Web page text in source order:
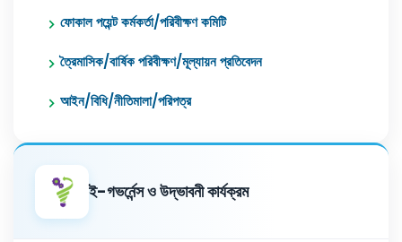
ফোকাল পয়েন্ট কর্মকর্তা/পরিবীক্ষণ কমিটি
ত্রৈমাসিক/বার্ষিক পরিবীক্ষণ/মূল্যায়ন প্রতিবেদন
আইন/বিধি/নীতিমালা/পরিপত্র
ই-গভর্নেন্স ও উদ্ভাবনী কার্যক্রম